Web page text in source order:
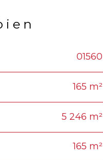
01560
165 m²
5 246 m²
165 m²